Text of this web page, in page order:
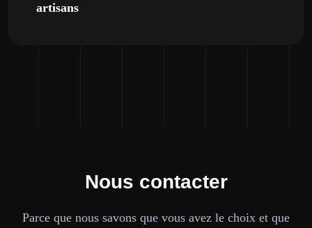
artisans
Nous contacter
Parce que nous savons que vous avez le choix et que